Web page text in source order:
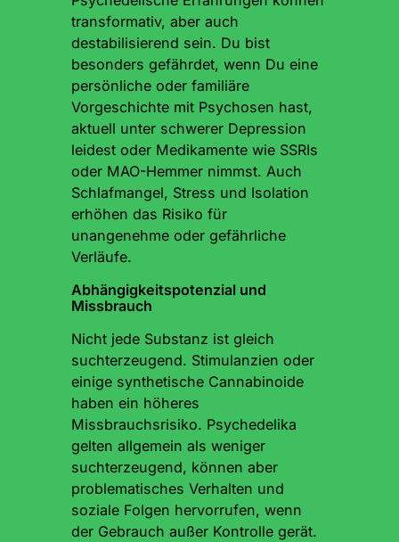
transformativ, aber auch
destabilisierend sein. Du bist
besonders gefährdet, wenn Du eine
persönliche oder familiäre
Vorgeschichte mit Psychosen hast,
aktuell unter schwerer Depression
leidest oder Medikamente wie SSRIs
oder MAO-Hemmer nimmst. Auch
Schlafmangel, Stress und Isolation
erhöhen das Risiko für
unangenehme oder gefährliche
Verläufe.
Abhängigkeitspotenzial und
Missbrauch
Nicht jede Substanz ist gleich
suchterzeugend. Stimulanzien oder
einige synthetische Cannabinoide
haben ein höheres
Missbrauchsrisiko. Psychedelika
gelten allgemein als weniger
suchterzeugend, können aber
problematisches Verhalten und
soziale Folgen hervorrufen, wenn
der Gebrauch außer Kontrolle gerät.